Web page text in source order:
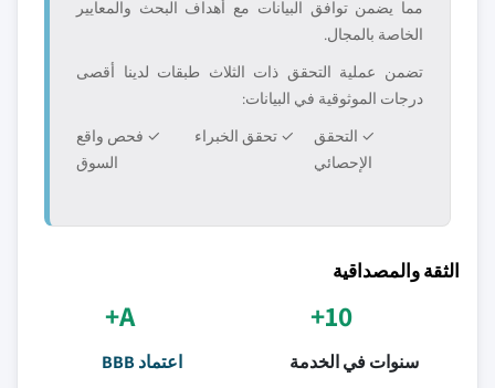
مما يضمن توافق البيانات مع أهداف البحث والمعايير
الخاصة بالمجال.
تضمن عملية التحقق ذات الثلاث طبقات لدينا أقصى
درجات الموثوقية في البيانات:
✓ التحقق
الإحصائي
✓ تحقق الخبراء
✓ فحص واقع
السوق
الثقة والمصداقية
10+
سنوات في الخدمة
A+
اعتماد BBB